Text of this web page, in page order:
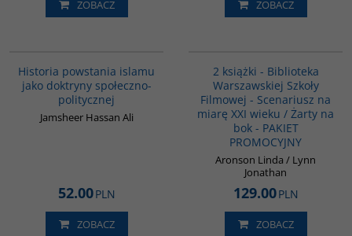
ZOBACZ ZOBACZ
Historia powstania islamu
jako doktryny społeczno-
politycznej
Jamsheer Hassan Ali
52.00PLN
ZOBACZ
2 książki - Biblioteka
Warszawskiej Szkoły
Filmowej - Scenariusz na
miarę XXI wieku / Żarty na
bok - PAKIET
PROMOCYJNY
Aronson Linda / Lynn
Jonathan
129.00PLN
ZOBACZ